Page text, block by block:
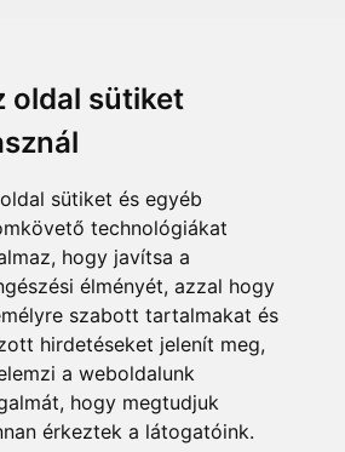
oldal sütiket
sütiket és egyéb
technológiákat
hogy javítsa a
élményét, azzal hogy
szabott tartalmakat és
hirdetéseket jelenít meg,
a weboldalunk
hogy megtudjuk
érkeztek a látogatóink.
2F
724 781